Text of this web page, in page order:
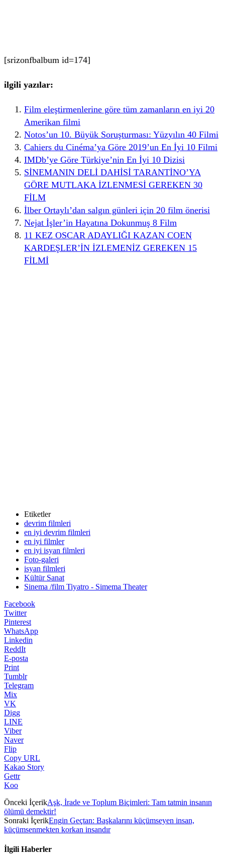
[srizonfbalbum id=174]
ilgili yazılar:
Film eleştirmenlerine göre tüm zamanların en iyi 20
Amerikan filmi
Notos’un 10. Büyük Soruşturması: Yüzyılın 40 Filmi
Cahiers du Cinéma’ya Göre 2019’un En İyi 10 Filmi
IMDb’ye Göre Türkiye’nin En İyi 10 Dizisi
SİNEMANIN DELİ DAHİSİ TARANTİNO’YA
GÖRE MUTLAKA İZLENMESİ GEREKEN 30
FİLM
İlber Ortaylı’dan salgın günleri için 20 film önerisi
Nejat İşler’in Hayatına Dokunmuş 8 Film
11 KEZ OSCAR ADAYLIĞI KAZAN COEN
KARDEŞLER’İN İZLEMENİZ GEREKEN 15
FİLMİ
Etiketler
devrim filmleri
en iyi devrim filmleri
en iyi filmler
en iyi isyan filmleri
Foto-galeri
isyan filmleri
Kültür Sanat
Sinema /film Tiyatro - Simema Theater
Facebook
Twitter
Pinterest
WhatsApp
Linkedin
ReddIt
E-posta
Print
Tumblr
Telegram
Mix
VK
Digg
LINE
Viber
Naver
Flip
Copy URL
Kakao Story
Gettr
Koo
Önceki İçerikAşk, İrade ve Toplum Biçimleri: Tam tatmin insanın
ölümü demektir!
Sonraki İçerikEngin Geçtan: Başkalarını küçümseyen insan,
küçümsenmekten korkan insandır
İlgili Haberler